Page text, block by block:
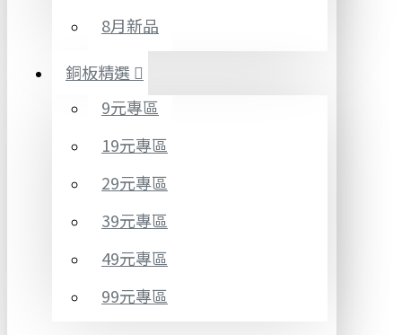
8月新品
銅板精選
9元專區
19元專區
29元專區
39元專區
49元專區
99元專區